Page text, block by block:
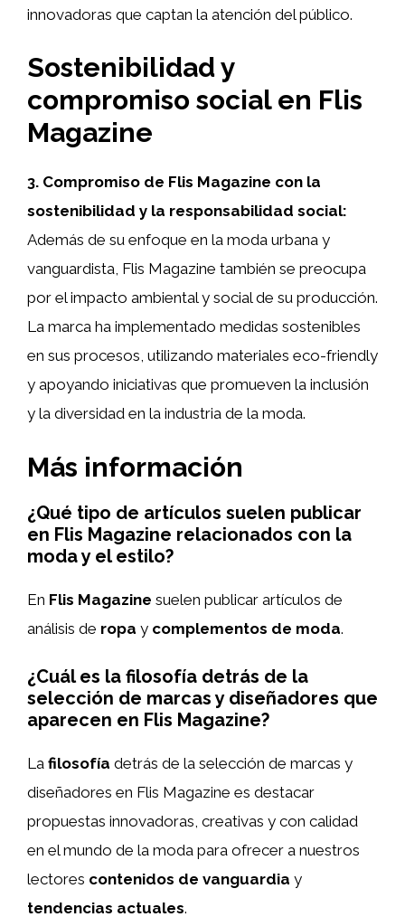
innovadoras que captan la atención del público.
Sostenibilidad y
compromiso social en Flis
Magazine
3. Compromiso de Flis Magazine con la
sostenibilidad y la responsabilidad social:
Además de su enfoque en la moda urbana y
vanguardista, Flis Magazine también se preocupa
por el impacto ambiental y social de su producción.
La marca ha implementado medidas sostenibles
en sus procesos, utilizando materiales eco-friendly
y apoyando iniciativas que promueven la inclusión
y la diversidad en la industria de la moda.
Más información
¿Qué tipo de artículos suelen publicar
en Flis Magazine relacionados con la
moda y el estilo?
En Flis Magazine suelen publicar artículos de
análisis de ropa y complementos de moda.
¿Cuál es la filosofía detrás de la
selección de marcas y diseñadores que
aparecen en Flis Magazine?
La filosofía detrás de la selección de marcas y
diseñadores en Flis Magazine es destacar
propuestas innovadoras, creativas y con calidad
en el mundo de la moda para ofrecer a nuestros
lectores contenidos de vanguardia y
tendencias actuales.